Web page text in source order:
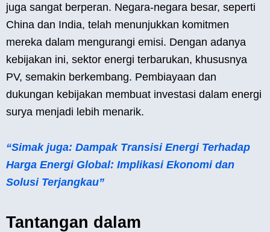
juga sangat berperan. Negara-negara besar, seperti
China dan India, telah menunjukkan komitmen
mereka dalam mengurangi emisi. Dengan adanya
kebijakan ini, sektor energi terbarukan, khususnya
PV, semakin berkembang. Pembiayaan dan
dukungan kebijakan membuat investasi dalam energi
surya menjadi lebih menarik.
“Simak juga: Dampak Transisi Energi Terhadap
Harga Energi Global: Implikasi Ekonomi dan
Solusi Terjangkau”
Tantangan dalam